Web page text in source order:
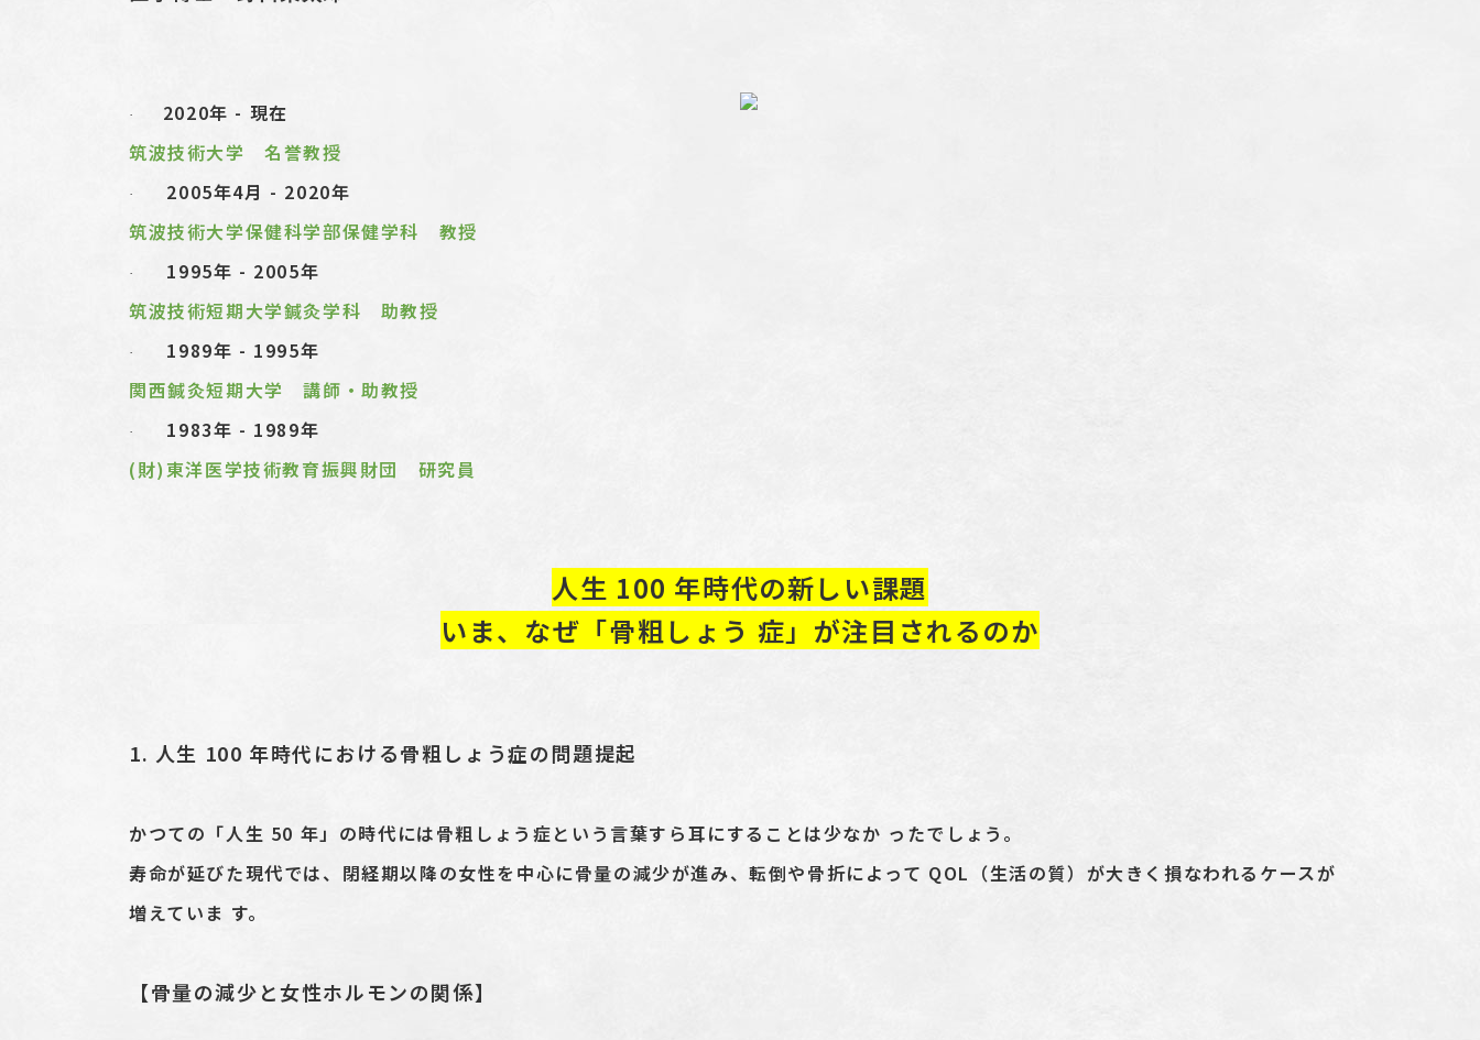
· 2020年 - 現在
筑波技術大学名誉教授
· 2005年4月 - 2020年
筑波技術大学保健科学部保健学科 教授
· 1995年 - 2005年
筑波技術短期大学鍼灸学科 助教授
· 1989年 - 1995年
関西鍼灸短期大学 講師・助教授
· 1983年 - 1989年
(財)東洋医学技術教育振興財団 研究員
人生 100 年時代の新しい課題
いま、なぜ「骨粗しょう 症」が注目されるのか
1. 人生 100 年時代における骨粗しょう症の問題提起
かつての「人生 50 年」の時代には骨粗しょう症という言葉すら耳にすることは少なか ったでしょう。
寿命が延びた現代では、閉経期以降の女性を中心に骨量の減少が進み、転倒や骨折によって QOL（生活の質）が大きく損なわれるケースが
増えていま す。
【骨量の減少と女性ホルモンの関係】